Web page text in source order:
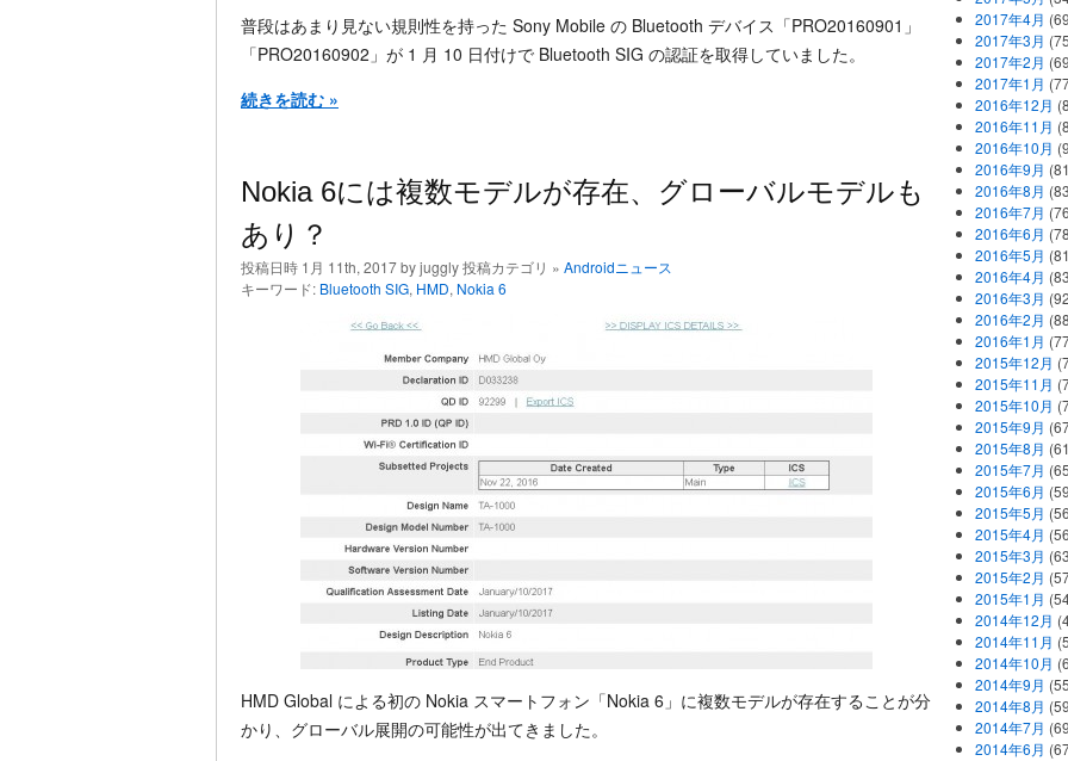
普段はあまり見ない規則性を持った Sony Mobile の Bluetooth デバイス「PRO20160901」
「PRO20160902」が 1 月 10 日付けで Bluetooth SIG の認証を取得していました。
続きを読む »
Nokia 6には複数モデルが存在、グローバルモデルも
あり？
投稿日時 1月 11th, 2017 by juggly 投稿カテゴリ » Androidニュース
キーワード: Bluetooth SIG, HMD, Nokia 6
HMD Global による初の Nokia スマートフォン「Nokia 6」に複数モデルが存在することが分
かり、グローバル展開の可能性が出てきました。
2017年4月
2017年3月
2017年2月
2017年1月
2016年12月
2016年11月
2016年10月
2016年9月
2016年8月
2016年7月
2016年6月
2016年5月
2016年4月
2016年3月
2016年2月
2016年1月
2015年12月
2015年11月
2015年10月
2015年9月
2015年8月
2015年7月
2015年6月
2015年5月
2015年4月
2015年3月
2015年2月
2015年1月
2014年12月
2014年11月
2014年10月
2014年9月
2014年8月
2014年7月
2014年6月